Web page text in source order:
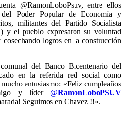
@RamonLoboPsuv, entre ellos
del Poder Popular de Economía y
militantes del Partido Socialista
y el pueblo expresaron su voluntad
logros en la construcción
del Banco Bicentenario del
en la referida red social como
entusiasmo: «Feliz cumpleaños
y líder @RamonLoboPSUV
Seguimos en Chavez !!».